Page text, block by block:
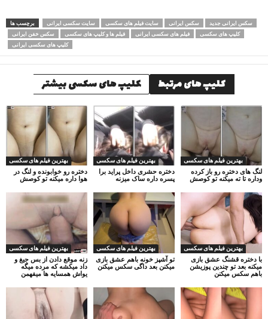
برچسب ها سایت سکسی ایرانی سایت فیلم های سکسی سکس ایرانی
سکس ایرانی جدید
سکس خفن ایرانی
فیلم ها و کلیپ های سکسی فیلم های سکسی ایرانی
کلیپ های سکسی
کلیپ های سکسی ایرانی
کلیپ های مرتبط کلیپ های سکسی بیشتر
بهترین فیلم های سکسی
دختره رو خوابونده و لنگ در
هوا داره میکنه تو کوصش
بهترین فیلم های سکسی
دختره حشری داخل پراید برا
پسره داره ساک میزنه
بهترین فیلم های سکسی
لنگ های دختره رو باز کرده
وداره تا ته میکنه تو کوصش
بهترین فیلم های سکسی
زنه موقع دادن از بس جیغ و
داد میکشه که مرده میگه
یواش همسایه ها میفهمن
بهترین فیلم های سکسی
تو آشپز خونه باهم عشق بازی
میکنن بعد داگی سکس میکنن
بهترین فیلم های سکسی
با دختره قشنگ عشق بازی
میکنه بعد تو چندین پوزیشن
باهم سکس میکنن